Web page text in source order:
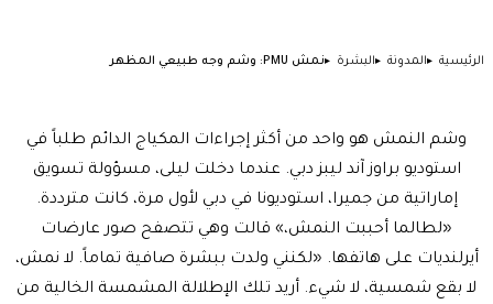
الرئيسية المدونة البشرة نمش PMU: وشم وجه طبيعي المظهر
وشم النمش هو واحد من أكثر إجراءات المكياج الدائم طلباً في
استوديو براوز آند ليبز دبي. عندما دخلت ليلى، مسؤولة تسويق
إماراتية من جميرا، استوديونا في دبي لأول مرة، كانت مترددة.
«لطالما أحببت النمش،» قالت وهي تتصفح صور عارضات
أيرلنديات على هاتفها. «لكنني ولدت ببشرة صافية تماماً. لا نمش،
لا بقع شمسية، لا شيء. أريد تلك الإطلالة المشمسة الخالية من